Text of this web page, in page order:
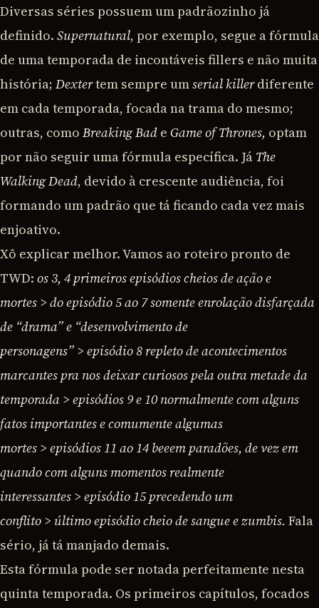
Diversas séries possuem um padrãozinho já
definido. Supernatural, por exemplo, segue a fórmula
de uma temporada de incontáveis fillers e não muita
história; Dextertem sempre umserial killerdiferente
em cada temporada, focada na trama do mesmo;
outras, como Breaking Bad e Game of Thrones, optam
por não seguir uma fórmula específica. Já The
Walking Dead, devido à crescente audiência, foi
formando um padrão que tá ficando cada vez mais
enjoativo.
Xô explicar melhor. Vamos ao roteiro pronto de
TWD: os 3, 4 primeiros episódios cheios de ação e
mortes > do episódio 5 ao 7 somente enrolação disfarçada
de “drama” e “desenvolvimento de
personagens” > episódio 8 repleto de acontecimentos
marcantes pra nos deixar curiosos pela outra metade da
temporada > episódios 9 e 10 normalmente com alguns
fatos importantes e comumente algumas
mortes > episódios 11 ao 14 beeem paradões, de vez em
quando com alguns momentos realmente
interessantes > episódio 15 precedendo um
conflito > último episódio cheio de sangue e zumbis. Fala
sério, já tá manjado demais.
Esta fórmula pode ser notada perfeitamente nesta
quinta temporada. Os primeiros capítulos, focados